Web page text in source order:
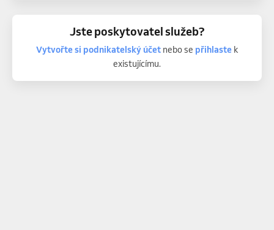
Jste poskytovatel služeb?
Vytvořte si podnikatelský účetnebo se přihlastek
existujícímu.